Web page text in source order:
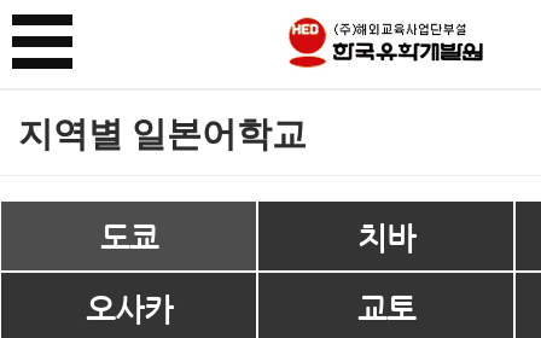
지역별 일본어학교
도쿄
치바
오사카
교토